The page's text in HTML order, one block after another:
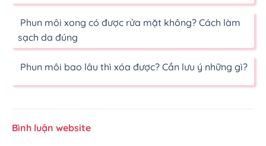
Phun môi xong có được rửa mặt không? Cách làm
sạch da đúng
Phun môi bao lâu thì xóa được? Cần lưu ý những gì?
Bình luận website